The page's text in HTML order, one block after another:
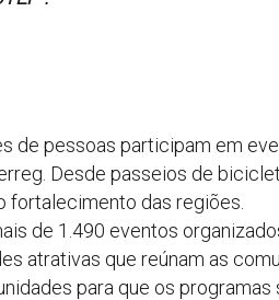
de pessoas participam em
Desde passeios de
fortalecimento das regiões.
de 1.490 eventos
atrativas que reúnam as
para que os programas